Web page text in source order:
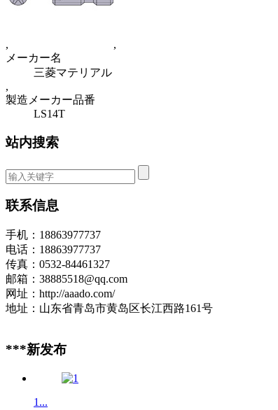
,
,
メーカー名
三菱マテリアル
,
製造メーカー品番
LS14T
站内搜索
联系信息
手机：18863977737
电话：18863977737
传真：0532-84461327
邮箱：38885518@qq.com
网址：http://aaado.com/
地址：山东省青岛市黄岛区长江西路161号
***新发布
1...